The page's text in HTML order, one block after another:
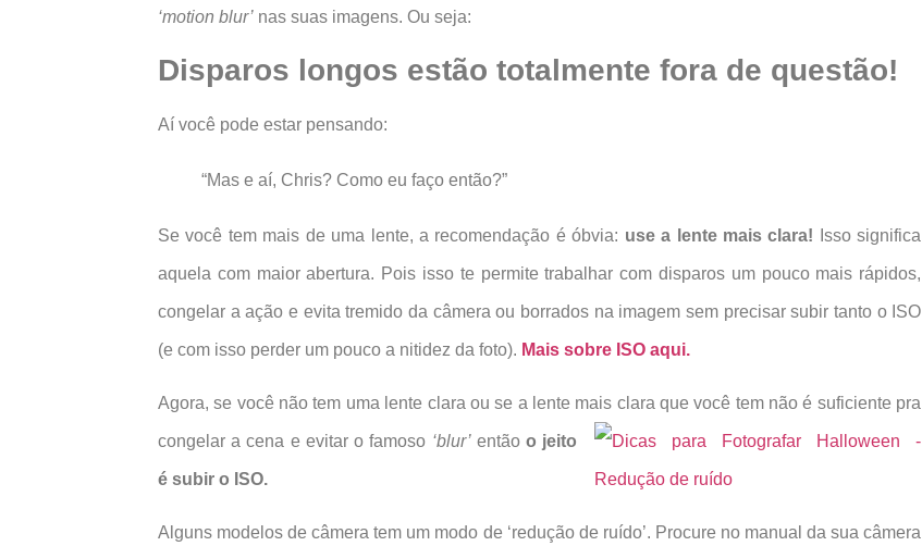
‘motion blur’ nas suas imagens. Ou seja:
Disparos longos estão totalmente fora de questão!
Aí você pode estar pensando:
“Mas e aí, Chris? Como eu faço então?”
Se você tem mais de uma lente, a recomendação é óbvia: use a lente mais clara! Isso significa
aquela com maior abertura. Pois isso te permite trabalhar com disparos um pouco mais rápidos,
congelar a ação e evita tremido da câmera ou borrados na imagem sem precisar subir tanto o ISO
(e com isso perder um pouco a nitidez da foto). Mais sobre ISO aqui.
Agora, se você não tem uma lente clara ou se a lente mais clara que você tem não é suficiente pra
congelar a cena e evitar o famoso ‘blur’então o jeito
é subir o ISO.
Alguns modelos de câmera tem um modo de ‘redução de ruído’. Procure no manual da sua câmera